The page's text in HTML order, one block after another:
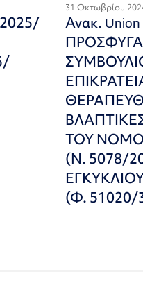
31 Οκτωβρίου
Ανακ.
ΤΟΥ
(Ν. 5078/
(Φ. 51020/